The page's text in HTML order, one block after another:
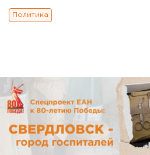
Политика